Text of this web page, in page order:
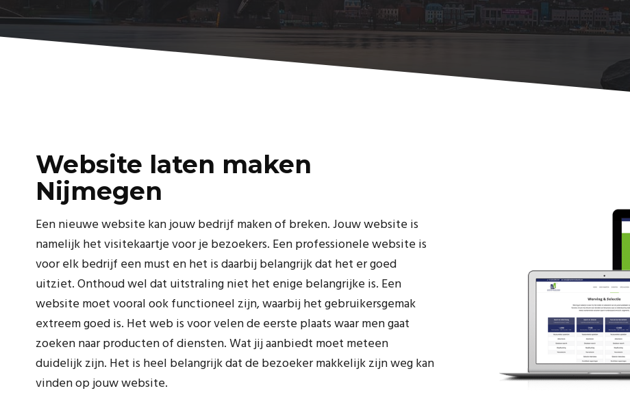
Website laten maken
Nijmegen
Een nieuwe website kan jouw bedrijf maken of breken. Jouw website is
namelijk het visitekaartje voor je bezoekers. Een professionele website is
voor elk bedrijf een must en het is daarbij belangrijk dat het er goed
uitziet. Onthoud wel dat uitstraling niet het enige belangrijke is. Een
website moet vooral ook functioneel zijn, waarbij het gebruikersgemak
extreem goed is. Het web is voor velen de eerste plaats waar men gaat
zoeken naar producten of diensten. Wat jij aanbiedt moet meteen
duidelijk zijn. Het is heel belangrijk dat de bezoeker makkelijk zijn weg kan
vinden op jouw website.